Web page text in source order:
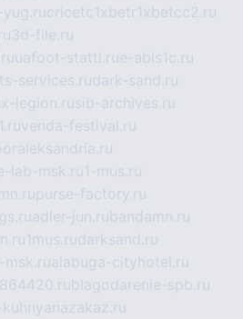
cricetc1xbetr1xbetcc2.ru
3d-file.ru
uafoot-statti.rue-abis1c.ru
services.rudark-sand.ru
x-legion.rusib-archives.ru
venda-festival.ru
lab-msk.ru1-mus.ru
purse-factory.ru
adler-jun.rubandamn.ru
1mus.rudarksand.ru
msk.rualabuga-cityhotel.ru
blagodarenie-spb.ru